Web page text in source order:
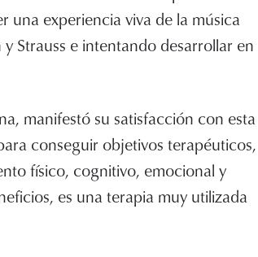
una experiencia viva de la música
Strauss e intentando desarrollar en
manifestó su satisfacción con esta
conseguir objetivos terapéuticos,
físico, cognitivo, emocional y
es una terapia muy utilizada